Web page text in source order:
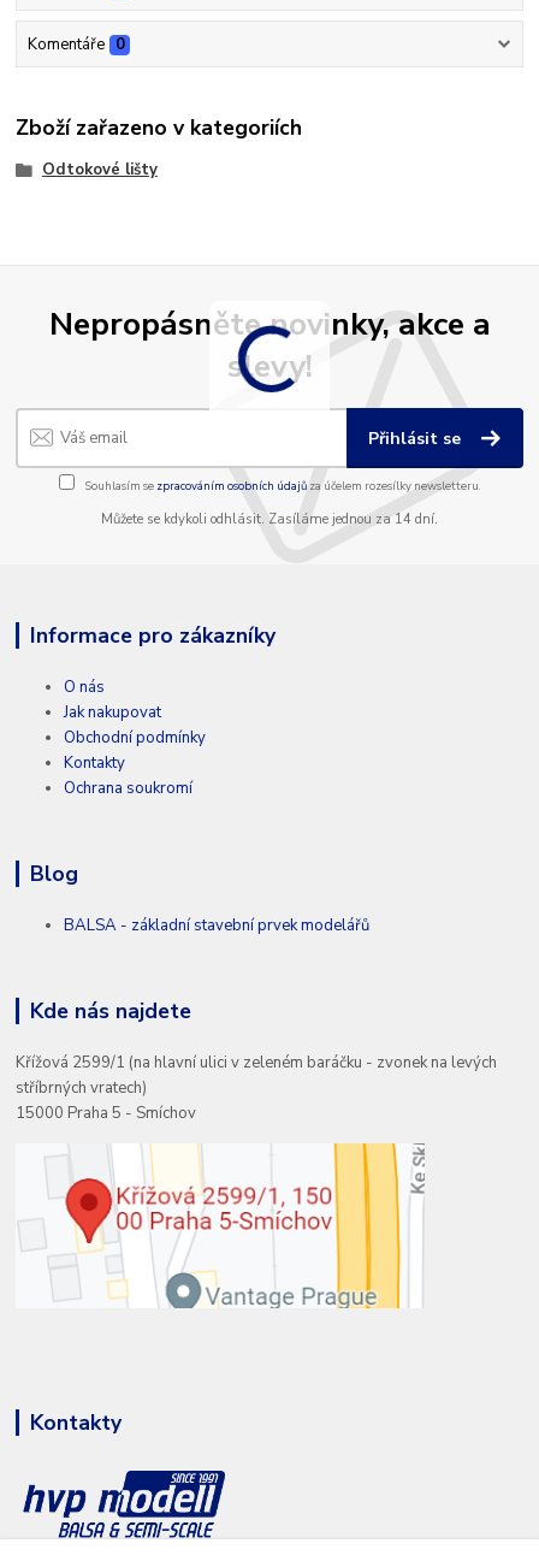
Komentáře 0
Zboží zařazeno v kategoriích
Odtokové lišty
Nepropásněte novinky, akce a
slevy!
Přihlásit se
Souhlasím se zpracováním osobních údajůza účelem rozesílky newsletteru.
Můžete se kdykoli odhlásit. Zasíláme jednou za 14 dní.
Informace pro zákazníky
O nás
Jak nakupovat
Obchodní podmínky
Kontakty
Ochrana soukromí
Blog
BALSA - základní stavební prvek modelářů
Kde nás najdete
Křížová 2599/1 (na hlavní ulici v zeleném baráčku - zvonek na levých
stříbrných vratech)
15000 Praha 5 - Smíchov
Kontakty